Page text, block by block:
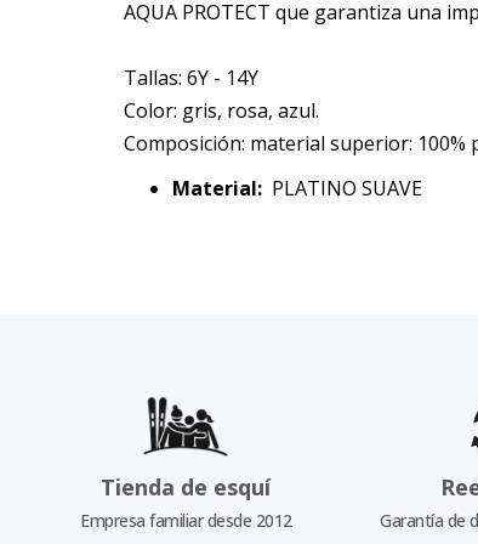
AQUA PROTECT que garantiza una
Tallas: 6Y - 14Y
Color: gris, rosa, azul.
Composición: material superior:
Material: PLATINO SUAVE
Tienda de esquí
Empresa familiar desde 2012 Garantía de